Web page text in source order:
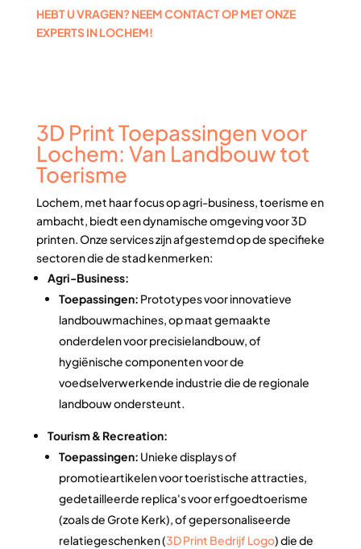
HEBT U VRAGEN? NEEM CONTACT OP MET ONZE
EXPERTS IN LOCHEM!
3D Print Toepassingen voor
Lochem: Van Landbouw tot
Toerisme
Lochem, met haar focus op agri-business, toerisme en
ambacht, biedt een dynamische omgeving voor 3D
printen. Onze services zijn afgestemd op de specifieke
sectoren die de stad kenmerken:
Agri-Business:
Toepassingen: Prototypes voor innovatieve
landbouwmachines, op maat gemaakte
onderdelen voor precisielandbouw, of
hygiënische componenten voor de
voedselverwerkende industrie die de regionale
landbouw ondersteunt.
Tourism & Recreation:
Toepassingen: Unieke displays of
promotieartikelen voor toeristische attracties,
gedetailleerde replica's voor erfgoedtoerisme
(zoals de Grote Kerk), of gepersonaliseerde
relatiegeschenken (3D Print Bedrijf Logo) die de